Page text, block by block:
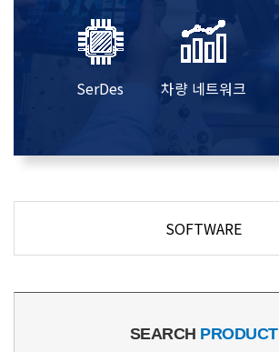
SerDes 차량 네트워크
SOFTWARE
SEARCH PRODUCT